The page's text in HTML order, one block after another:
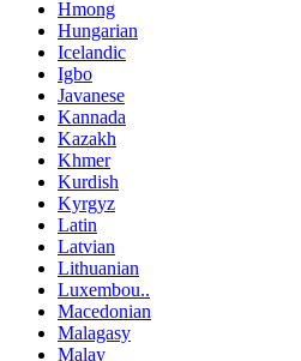
Hmong
Hungarian
Icelandic
Igbo
Javanese
Kannada
Kazakh
Khmer
Kurdish
Kyrgyz
Latin
Latvian
Lithuanian
Luxembou..
Macedonian
Malagasy
Malay